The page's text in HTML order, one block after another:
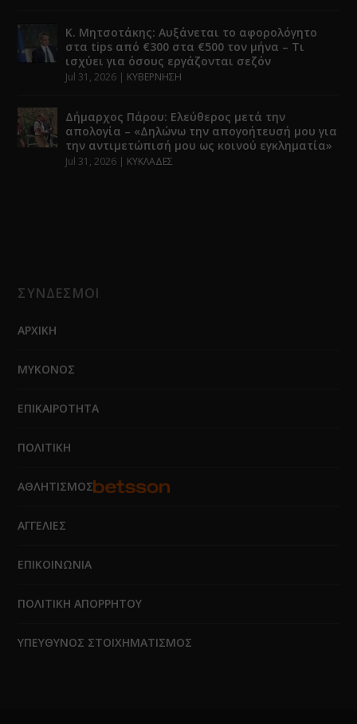
Κ. Μητσοτάκης: Αυξάνεται το αφορολόγητο
στα tips από €300 στα €500 τον μήνα – Τι
ισχύει για όσους εργάζονται σεζόν
Jul 31, 2026 | ΚΥΒΕΡΝΗΣΗ
Δήμαρχος Πάρου: Ελεύθερος μετά την
απολογία – «Δηλώνω την απογοήτευσή μου για
την αντιμετώπισή μου ως κοινού εγκληματία»
Jul 31, 2026 | ΚΥΚΛΑΔΕΣ
ΣΥΝΔΕΣΜΟΙ
ΑΡΧΙΚΗ
ΜΥΚΟΝΟΣ
ΕΠΙΚΑΙΡΟΤΗΤΑ
ΠΟΛΙΤΙΚΗ
ΑΘΛΗΤΙΣΜΟΣ
ΑΓΓΕΛΙΕΣ
ΕΠΙΚΟΙΝΩΝΙΑ
ΠΟΛΙΤΙΚΗ ΑΠΟΡΡΗΤΟΥ
ΥΠΕΥΘΥΝΟΣ ΣΤΟΙΧΗΜΑΤΙΣΜΟΣ